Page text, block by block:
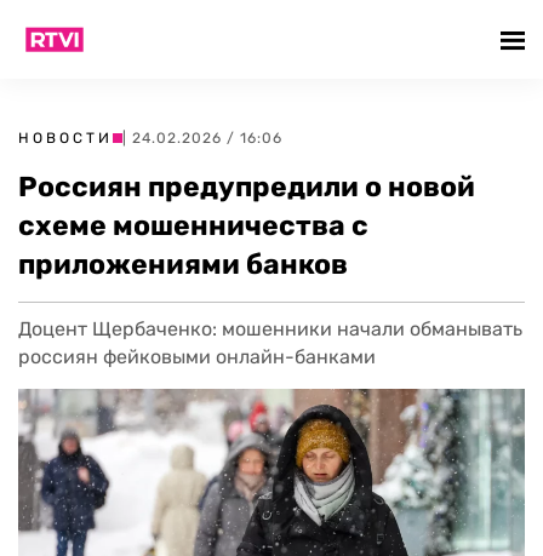
НОВОСТИ | 24.02.2026 / 16:06
Россиян предупредили о новой
схеме мошенничества с
приложениями банков
Доцент Щербаченко: мошенники начали обманывать
россиян фейковыми онлайн-банками